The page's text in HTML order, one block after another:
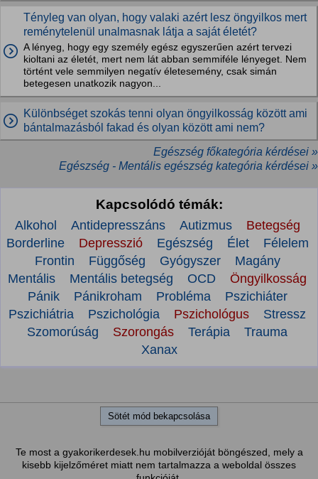
Tényleg van olyan, hogy valaki azért lesz öngyilkos mert
reménytelenül unalmasnak látja a saját életét?
A lényeg, hogy egy személy egész egyszerűen azért tervezi
kioltani az életét, mert nem lát abban semmiféle lényeget. Nem
történt vele semmilyen negatív életesemény, csak simán
betegesen unatkozik nagyon...
Különbséget szokás tenni olyan öngyilkosság között ami
bántalmazásból fakad és olyan között ami nem?
Egészség főkategória kérdései »
Egészség - Mentális egészség kategória kérdései »
Kapcsolódó témák:
Alkohol Antidepresszáns Autizmus
Betegség
Borderline
Depresszió Egészség Élet
Félelem
Frontin
Függőség Gyógyszer
Magány
Mentális
Mentális betegség OCD
Öngyilkosság
Pánik
Pánikroham Probléma
Pszichiáter
Pszichiátria
Pszichológia Pszichológus
Stressz
Szomorúság
Szorongás Terápia
Trauma
Xanax
Sötét mód bekapcsolása
Te most a gyakorikerdesek.hu mobilverzióját böngészed, mely a
kisebb kijelzőméret miatt nem tartalmazza a weboldal összes